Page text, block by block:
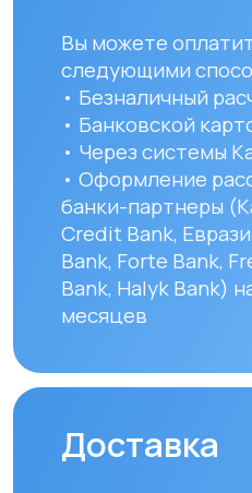
Для заказов в другие
Республики Казахстан
доставки составляет 10
до указанного адреса.
доставки зависят от
и составляют от 1 до 8
Вы можете
заказ по адресу: Алматы,
152/1 к5